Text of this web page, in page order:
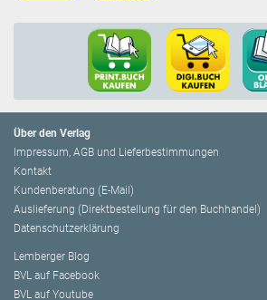
Über den Verlag
Impressum, AGB und Lieferbestimmungen
Kontakt
Kundenberatung (E-Mail)
Auslieferung (Direktbestellung für den Buchhandel)
Datenschutzerklärung
Lemberger Blog
BVL auf Facebook
BVL auf Youtube